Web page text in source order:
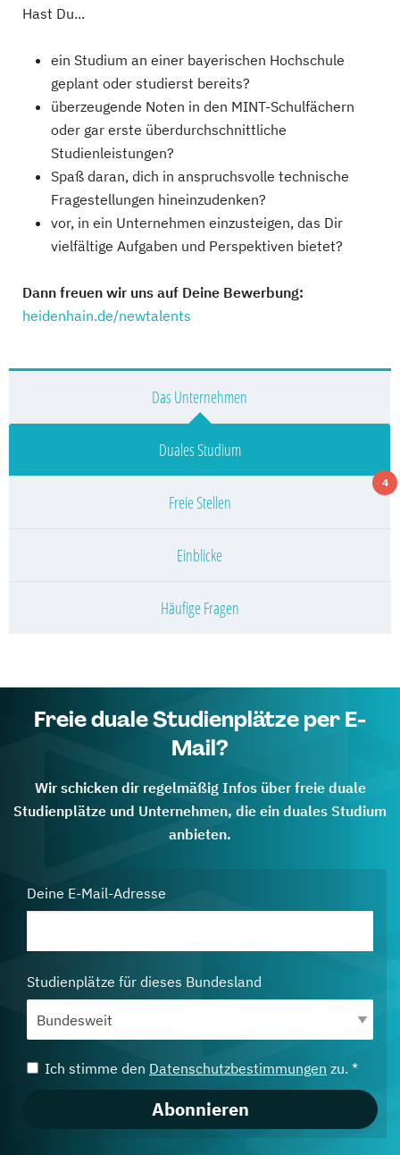
Hast Du...
ein Studium an einer bayerischen Hochschule
geplant oder studierst bereits?
überzeugende Noten in den MINT-Schulfächern
oder gar erste überdurchschnittliche
Studienleistungen?
Spaß daran, dich in anspruchsvolle technische
Fragestellungen hineinzudenken?
vor, in ein Unternehmen einzusteigen, das Dir
vielfältige Aufgaben und Perspektiven bietet?
Dann freuen wir uns auf Deine Bewerbung:
heidenhain.de/newtalents
Das Unternehmen
Duales Studium
4
Freie Stellen
Einblicke
Häufige Fragen
Freie duale Studienplätze per E-
Mail?
Wir schicken dir regelmäßig Infos über freie duale
Studienplätze und Unternehmen, die ein duales Studium
anbieten.
Deine E-Mail-Adresse
Studienplätze für dieses Bundesland
Ich stimme den Datenschutzbestimmungen zu. *
Abonnieren